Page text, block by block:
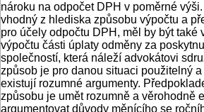
nároku na odpočet DPH v poměrné
vhodný z hlediska způsobu výpočtu a
pro účely odpočtu DPH, měl by být také
výpočtu části úplaty odměny za
společností, která náleží advokátovi
způsob je pro danou situaci použitelný
existují rozumné argumenty.
způsobu je umět rozumně a věrohodně
argumentovat důvody měnícího se